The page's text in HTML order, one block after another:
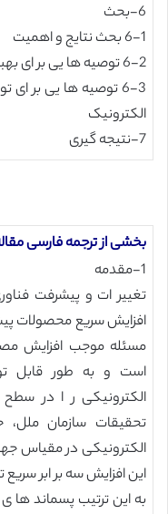
6-بحث
6-1 بحث نتایج و اهمیت
6-2 توصیه ها یی بر ای بهبود عوامل موثر بر قصد مصرف کننده ها
6-3 توصیه ها یی بر
الکترونیک
7-نتیجه گیری
بخشی از ترجمه فارسی
1-مقدمه
تغییر ات و پیشرفت
افزایش سریع محصولات
مسئله موجب افزایش
است و به طور قابل
الکترونیکی در مقیاس
این افزایش سه بر ابر
به این ترتیب پسماند ها